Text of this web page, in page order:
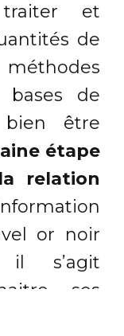
et
de
bases de
bien être
étape
relation
or noir
s’agit
ses